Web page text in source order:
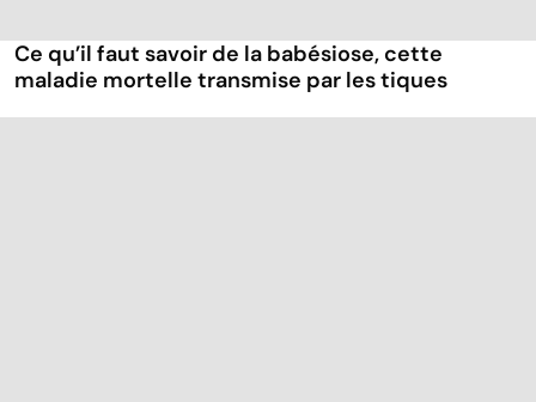
Ce qu’il faut savoir de la babésiose, cette
maladie mortelle transmise par les tiques